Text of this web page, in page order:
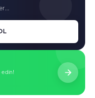
edin!